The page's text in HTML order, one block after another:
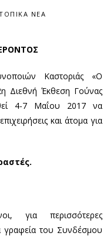
ΝΈΑ
Καστοριάς «Ο
Διεθνή Έκθεση Γούνας
4-7 Μαΐου 2017 να
και άτομα για
για περισσότερες
του Συνδέσμου